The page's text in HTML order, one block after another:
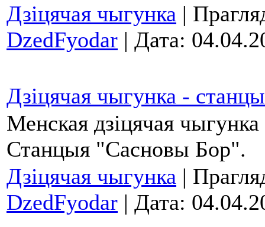
Дзіцячая чыгунка |
DzedFyodar | Дата:
Дзіцячая чыгунка -
Менская дзіцячая
Станцыя "Сасновы Бор".
Дзіцячая чыгунка |
DzedFyodar | Дата: